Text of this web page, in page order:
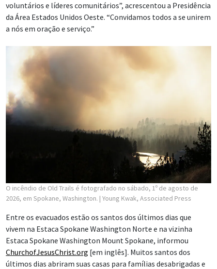
voluntários e líderes comunitários”, acrescentou a Presidência
da Área Estados Unidos Oeste. “Convidamos todos a se unirem
a nós em oração e serviço.”
O incêndio de Old Trails é fotografado no sábado, 1º de agosto de
2026, em Spokane, Washington. | Young Kwak, Associated Press
Entre os evacuados estão os santos dos últimos dias que
vivem na Estaca Spokane Washington Norte e na vizinha
Estaca Spokane Washington Mount Spokane, informou
ChurchofJesusChrist.org [em inglês]. Muitos santos dos
últimos dias abriram suas casas para famílias desabrigadas e